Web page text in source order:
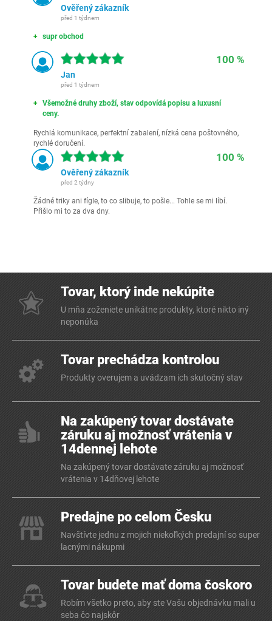
Ověřený zákazník
před 1 týdnem
supr obchod
100 %
Jan
před 1 týdnem
Všemožné druhy zboží, stav odpovídá popisu a luxusní
ceny.
Rychlá komunikace, perfektní zabalení, nízká cena poštovného,
rychlé doručení.
100 %
Ověřený zákazník
před 2 týdny
Žádné triky ani fígle, to co slibuje, to pošle... Tohle se mi líbí.
Přišlo mi to za dva dny.
Tovar, ktorý inde nekúpite
U mňa zoženiete unikátne produkty, ktoré nikto iný
neponúka
Tovar prechádza kontrolou
Produkty overujem a uvádzam ich skutočný stav
Na zakúpený tovar dostávate
záruku aj možnosť vrátenia v
14dennej lehote
Na zakúpený tovar dostávate záruku aj možnosť
vrátenia v 14dňovej lehote
Predajne po celom Česku
Navštívte jednu z mojich niekoľkých predajní so super
lacnými nákupmi
Tovar budete mať doma čoskoro
Robím všetko preto, aby ste Vašu objednávku mali u
seba čo najskôr